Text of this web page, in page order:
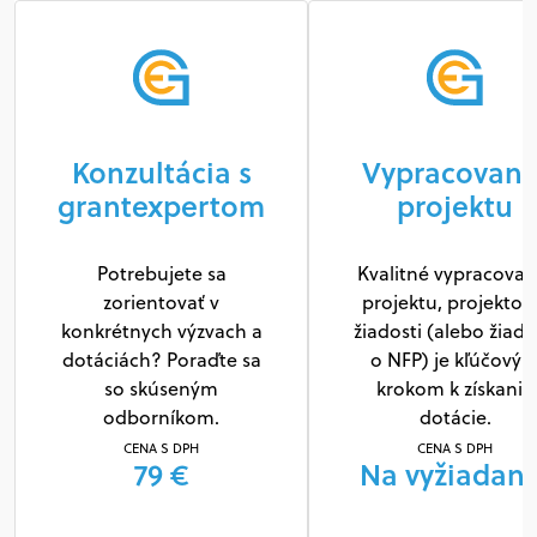
Konzultácia s
grantexpertom
Potrebujete sa
zorientovať v
konkrétnych výzvach a
dotáciách? Poraďte sa
so skúseným
odborníkom.
CENA S DPH
79 €
projektu
Kvalitné
projektu,
žiadosti (alebo
o NFP) je
krokom k získaniu
dotácie.
CENA S DPH
Na